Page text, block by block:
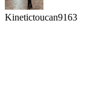
Kinetictoucan9163